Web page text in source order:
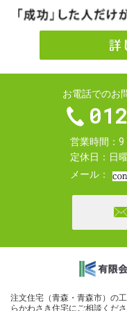
お電話でのお
営業時間
定休日 日曜
メール
注文住宅（青森・青森市）の
らかわさき住宅にご相談くださ